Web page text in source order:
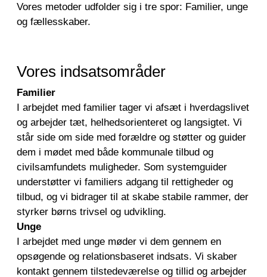
Vores metoder udfolder sig i tre spor: Familier, unge
og fællesskaber.
Vores indsatsområder
Familier
I arbejdet med familier tager vi afsæt i hverdagslivet
og arbejder tæt, helhedsorienteret og langsigtet. Vi
står side om side med forældre og støtter og guider
dem i mødet med både kommunale tilbud og
civilsamfundets muligheder. Som systemguider
understøtter vi familiers adgang til rettigheder og
tilbud, og vi bidrager til at skabe stabile rammer, der
styrker børns trivsel og udvikling.
Unge
I arbejdet med unge møder vi dem gennem en
opsøgende og relationsbaseret indsats. Vi skaber
kontakt gennem tilstedeværelse og tillid og arbejder